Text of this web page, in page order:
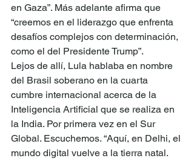
en Gaza”. Más adelante afirma que
“creemos en el liderazgo que enfrenta
desafíos complejos con determinación,
como el del Presidente Trump”.
Lejos de allí, Lula hablaba en nombre
del Brasil soberano en la cuarta
cumbre internacional acerca de la
Inteligencia Artificial que se realiza en
la India. Por primera vez en el Sur
Global. Escuchemos. “Aquí, en Delhi, el
mundo digital vuelve a la tierra natal.